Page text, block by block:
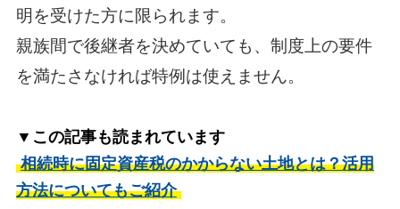
明を受けた方に限られます。
親族間で後継者を決めていても、制度上の要件
を満たさなければ特例は使えません。
▼この記事も読まれています
相続時に固定資産税のかからない土地とは？活用
方法についてもご紹介